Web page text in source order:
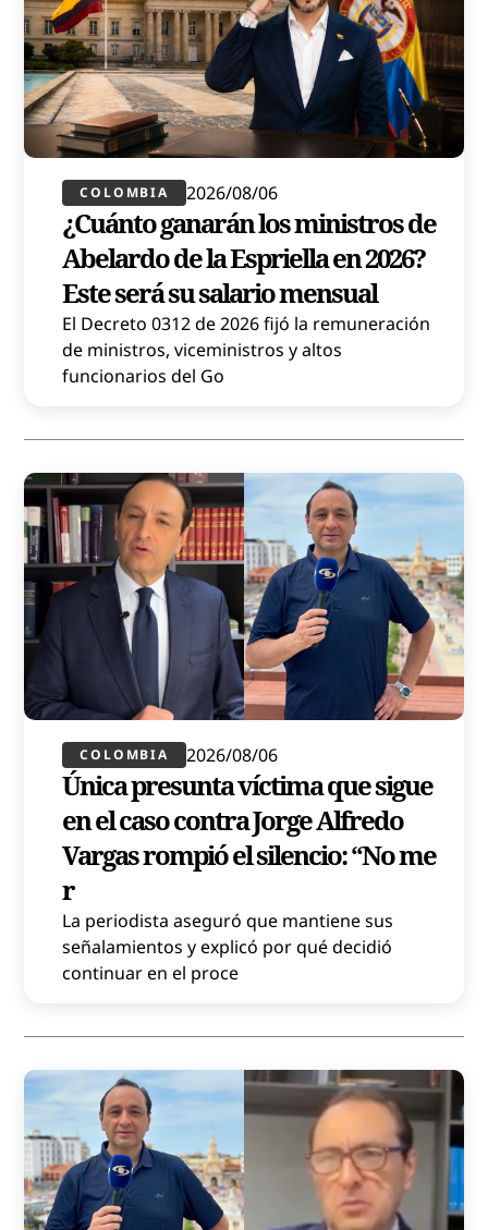
COLOMBIA 2026/08/06
¿Cuánto ganarán los ministros de
Abelardo de la Espriella en 2026?
Este será su salario mensual
El Decreto 0312 de 2026 fijó la remuneración
de ministros, viceministros y altos
funcionarios del Go
COLOMBIA 2026/08/06
Única presunta víctima que sigue
en el caso contra Jorge Alfredo
Vargas rompió el silencio: “No me
r
La periodista aseguró que mantiene sus
señalamientos y explicó por qué decidió
continuar en el proce